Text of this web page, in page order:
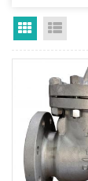
Grid View